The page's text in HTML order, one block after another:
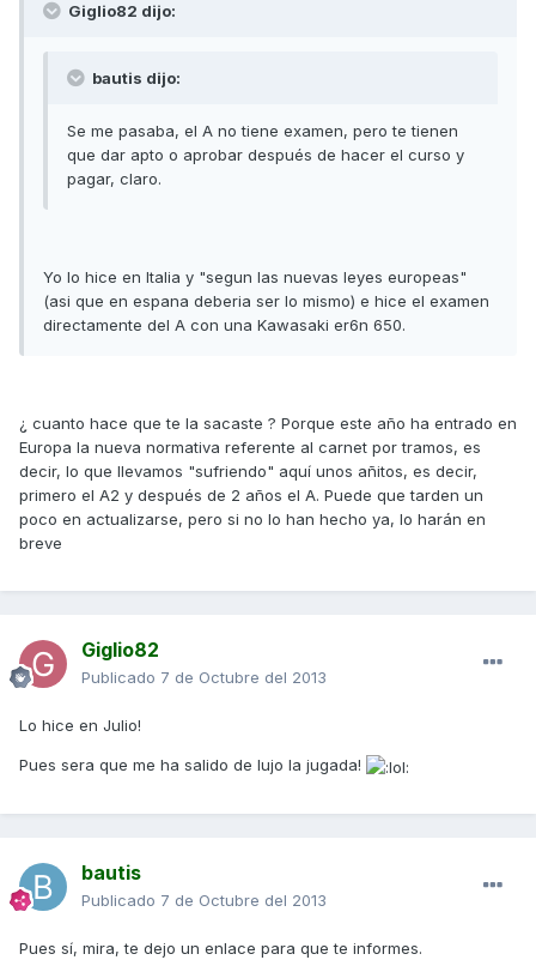
Giglio82 dijo:
bautis dijo:
Se me pasaba, el A no tiene examen, pero te tienen
que dar apto o aprobar después de hacer el curso y
pagar, claro.
Yo lo hice en Italia y "segun las nuevas leyes europeas"
(asi que en espana deberia ser lo mismo) e hice el examen
directamente del A con una Kawasaki er6n 650.
¿ cuanto hace que te la sacaste ? Porque este año ha entrado en
Europa la nueva normativa referente al carnet por tramos, es
decir, lo que llevamos "sufriendo" aquí unos añitos, es decir,
primero el A2 y después de 2 años el A. Puede que tarden un
poco en actualizarse, pero si no lo han hecho ya, lo harán en
breve
Giglio82
Publicado 7 de Octubre del 2013
Lo hice en Julio!
Pues sera que me ha salido de lujo la jugada!
bautis
Publicado 7 de Octubre del 2013
Pues sí, mira, te dejo un enlace para que te informes.